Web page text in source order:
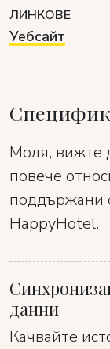
ЛИНКОВЕ
Уебсайт
Моля, вижте
повече
поддържани
HappyHotel.
данни
Качвайте